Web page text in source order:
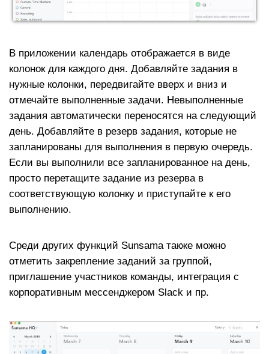
В приложении календарь отображается в виде
колонок для каждого дня. Добавляйте задания в
нужные колонки, передвигайте вверх и вниз и
отмечайте выполненные задачи. Невыполненные
задания автоматически переносятся на следующий
день. Добавляйте в резерв задания, которые не
запланированы для выполнения в первую очередь.
Если вы выполнили все запланированное на день,
просто перетащите задание из резерва в
соответствующую колонку и приступайте к его
выполнению.
Среди других функций Sunsama также можно
отметить закрепление заданий за группой,
приглашение участников команды, интеграция с
корпоративным мессенджером Slack и пр.